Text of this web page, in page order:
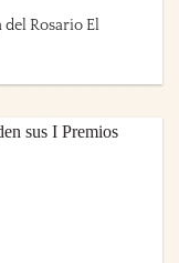
Rosario El